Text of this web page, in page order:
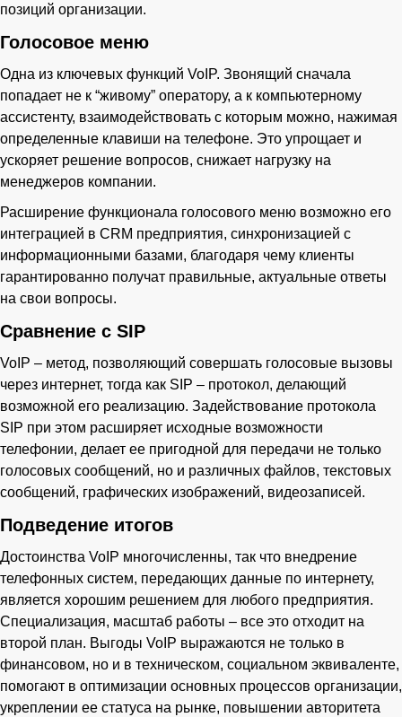
позиций организации.
Голосовое меню
Одна из ключевых функций VoIP. Звонящий сначала
попадает не к “живому” оператору, а к компьютерному
ассистенту, взаимодействовать с которым можно, нажимая
определенные клавиши на телефоне. Это упрощает и
ускоряет решение вопросов, снижает нагрузку на
менеджеров компании.
Расширение функционала голосового меню возможно его
интеграцией в CRM предприятия, синхронизацией с
информационными базами, благодаря чему клиенты
гарантированно получат правильные, актуальные ответы
на свои вопросы.
Сравнение с SIP
VoIP – метод, позволяющий совершать голосовые вызовы
через интернет, тогда как SIP – протокол, делающий
возможной его реализацию. Задействование протокола
SIP при этом расширяет исходные возможности
телефонии, делает ее пригодной для передачи не только
голосовых сообщений, но и различных файлов, текстовых
сообщений, графических изображений, видеозаписей.
Подведение итогов
Достоинства VoIP многочисленны, так что внедрение
телефонных систем, передающих данные по интернету,
является хорошим решением для любого предприятия.
Специализация, масштаб работы – все это отходит на
второй план. Выгоды VoIP выражаются не только в
финансовом, но и в техническом, социальном эквиваленте,
помогают в оптимизации основных процессов организации,
укреплении ее статуса на рынке, повышении авторитета